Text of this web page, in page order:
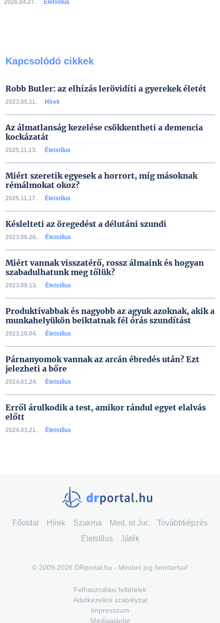
2026.04.27. Életstílus
Kapcsolódó cikkek
Robb Butler: az elhízás lerövidíti a gyerekek életét
2023.05.11. Hírek
Az álmatlanság kezelése csökkentheti a demencia
kockázatát
2025.11.13. Életstílus
Miért szeretik egyesek a horrort, míg másoknak
rémálmokat okoz?
2025.11.17. Életstílus
Késlelteti az öregedést a délutáni szundi
2023.06.26. Életstílus
Miért vannak visszatérő, rossz álmaink és hogyan
szabadulhatunk meg tőlük?
2023.09.13. Életstílus
Produktívabbak és nagyobb az agyuk azoknak, akik a
munkahelyükön beiktatnak fél órás szundítást
2023.10.04. Életstílus
Párnanyomok vannak az arcán ébredés után? Ezt
jelezheti a bőre
2024.01.24. Életstílus
Erről árulkodik a test, amikor rándul egyet elalvás
előtt
2024.03.21. Életstílus
Főoldal Hírek Szakma Med. et Jur.
Továbbképzés
Életstílus
Játék
© 2009-2026 DRportal.hu - Minden jog fenntartva!
Felhasználási feltételek
Adatkezelési szabályzat
Impresszum
Médiaajánlat